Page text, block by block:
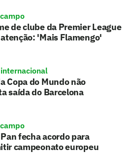
de clube da Premier League
'Mais Flamengo'
Copa do Mundo não
saída do Barcelona
fecha acordo para
campeonato europeu